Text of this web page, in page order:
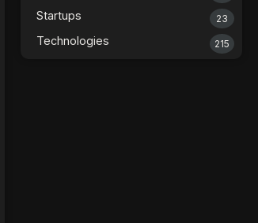
Startups 23
Technologies 215